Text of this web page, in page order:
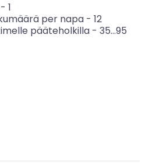
1
per napa- 12
pääteholkilla- 35...95